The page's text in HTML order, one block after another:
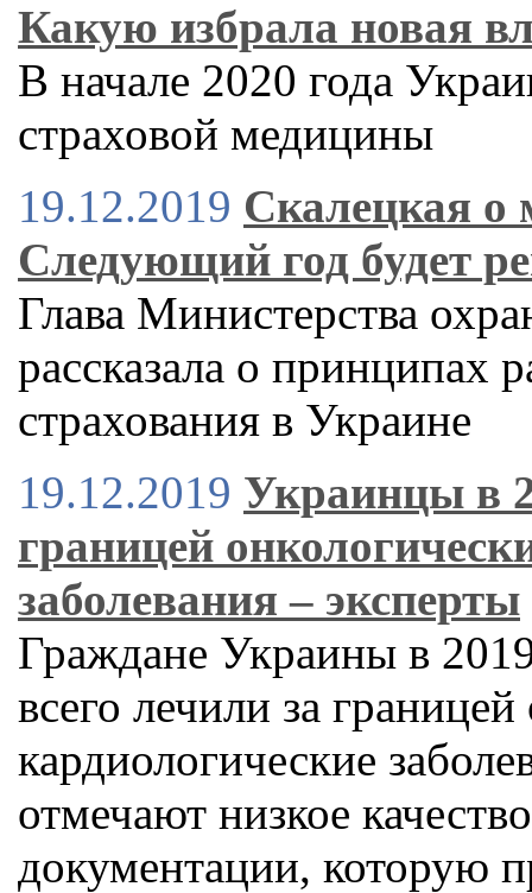
Какую избрала новая
В начале 2020 года
страховой медицины
19.12.2019 Скалецкая о
Следующий год будет
Глава Министерства
рассказала о принципах
страхования в Украине
19.12.2019 Украинцы в
границей
заболевания – эксперты
Граждане Украины в
всего лечили за
кардиологические
отмечают низкое
документации, которую